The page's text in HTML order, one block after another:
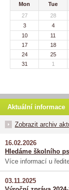
Mon Tue
27
28
3
4
10
11
17
18
24
25
31
1
Aktuální informace
Zobrazit archiv
16.02.2026
Hledáme školního
Více informací u
03.11.2025